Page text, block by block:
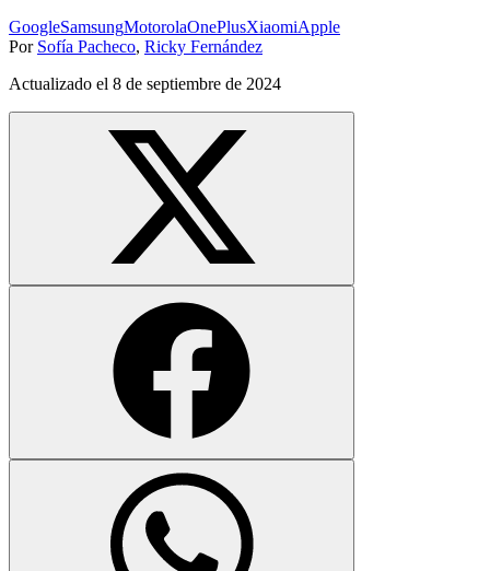
GoogleSamsungMotorolaOnePlusXiaomiApple
Por Sofía Pacheco, Ricky Fernández
Actualizado el 8 de septiembre de 2024